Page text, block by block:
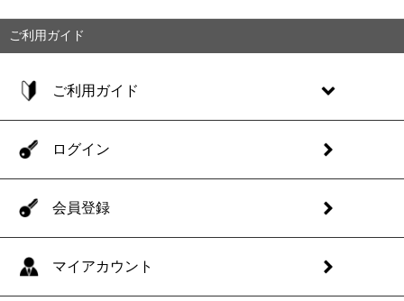
ご利用ガイド
ご利用ガイド
ログイン
会員登録
マイアカウント